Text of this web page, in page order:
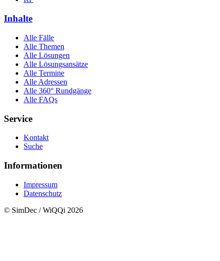
Inhalte
Alle Fälle
Alle Themen
Alle Lösungen
Alle Lösungsansätze
Alle Termine
Alle Adressen
Alle 360° Rundgänge
Alle FAQs
Service
Kontakt
Suche
Informationen
Impressum
Datenschutz
© SimDec / WiQQi 2026